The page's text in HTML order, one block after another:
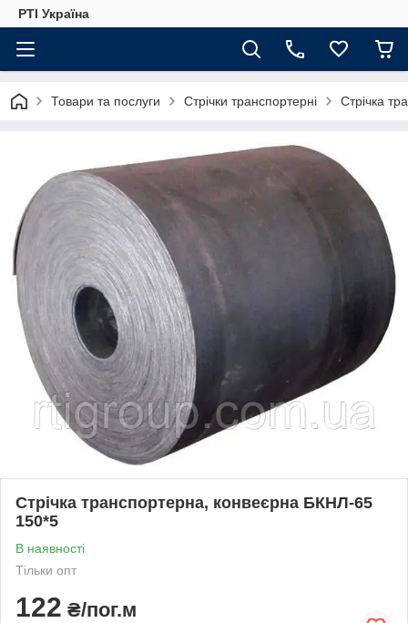
РТІ Україна
Товари та послуги Стрічки транспортерні Стрічка
Стрічка транспортерна, конвеєрна БКНЛ-65
150*5
В наявності
Тільки опт
122 ₴/пог.м